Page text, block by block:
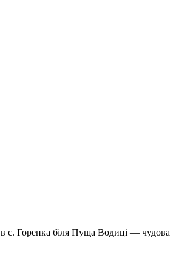
в с. Горенка біля Пуща Водиці — чудова